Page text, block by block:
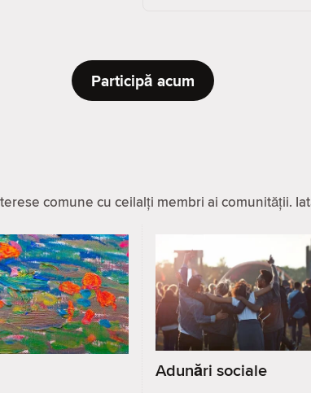
Participă acum
comune cu ceilalți membri ai comunității.
Adunări sociale